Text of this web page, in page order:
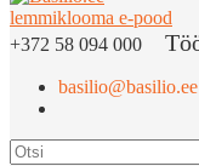
+372 58 094 000
basilio@basilio.ee